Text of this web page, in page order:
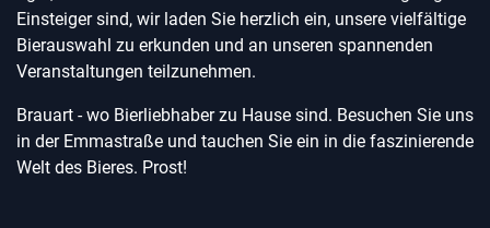
Einsteiger sind, wir laden Sie herzlich ein, unsere vielfältige
Bierauswahl zu erkunden und an unseren spannenden
Veranstaltungen teilzunehmen.
Brauart - wo Bierliebhaber zu Hause sind. Besuchen Sie uns
in der Emmastraße und tauchen Sie ein in die faszinierende
Welt des Bieres. Prost!